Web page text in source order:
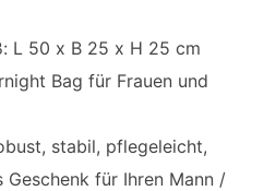
L 50 x B 25 x H 25 cm
Bag für Frauen und
stabil, pflegeleicht,
für Ihren Mann /